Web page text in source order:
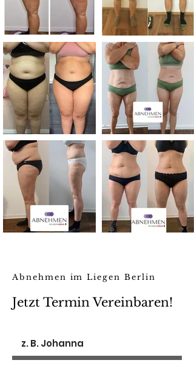
Abnehmen im Liegen Berlin
Jetzt Termin Vereinbaren!